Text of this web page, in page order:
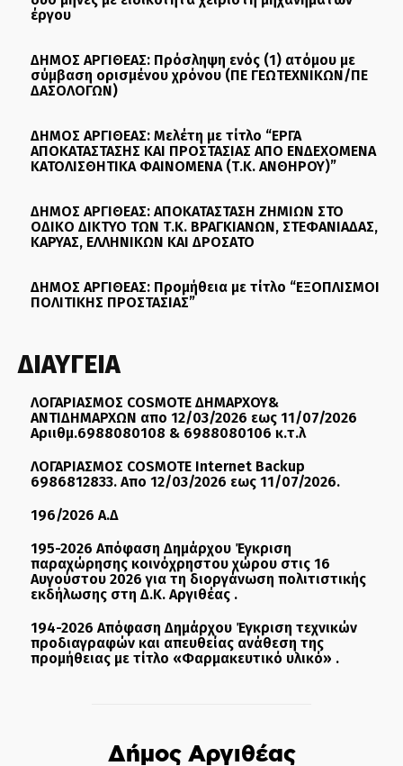
έργου
ΔΗΜΟΣ ΑΡΓΙΘΕΑΣ: Πρόσληψη ενός (1) ατόμου με
σύμβαση ορισμένου χρόνου (ΠΕ ΓΕΩΤΕΧΝΙΚΩΝ/ΠΕ
ΔΑΣΟΛΟΓΩΝ)
ΔΗΜΟΣ ΑΡΓΙΘΕΑΣ: Μελέτη με τίτλο “ΕΡΓΑ
ΑΠΟΚΑΤΑΣΤΑΣΗΣ ΚΑΙ ΠΡΟΣΤΑΣΙΑΣ ΑΠΟ ΕΝΔΕΧΟΜΕΝΑ
ΚΑΤΟΛΙΣΘΗΤΙΚΑ ΦΑΙΝΟΜΕΝΑ (Τ.Κ. ΑΝΘΗΡΟΥ)”
ΔΗΜΟΣ ΑΡΓΙΘΕΑΣ: ΑΠΟΚΑΤΑΣΤΑΣΗ ΖΗΜΙΩΝ ΣΤΟ
ΟΔΙΚΟ ΔΙΚΤΥΟ ΤΩΝ Τ.Κ. ΒΡΑΓΚΙΑΝΩΝ, ΣΤΕΦΑΝΙΑΔΑΣ,
ΚΑΡΥΑΣ, ΕΛΛΗΝΙΚΩΝ ΚΑΙ ΔΡΟΣΑΤΟ
ΔΗΜΟΣ ΑΡΓΙΘΕΑΣ: Προμήθεια με τίτλο “ΕΞΟΠΛΙΣΜΟΙ
ΠΟΛΙΤΙΚΗΣ ΠΡΟΣΤΑΣΙΑΣ”
ΔΙΑΥΓΕΙΑ
ΛΟΓΑΡΙΑΣΜΟΣ COSMOTE ΔΗΜΑΡΧΟΥ&
ΑΝΤΙΔΗΜΑΡΧΩΝ απο 12/03/2026 εως 11/07/2026
Αριιθμ.6988080108 & 6988080106 κ.τ.λ
ΛΟΓΑΡΙΑΣΜΟΣ COSMOTE Internet Backup
6986812833. Απο 12/03/2026 εως 11/07/2026.
196/2026 Α.Δ
195-2026 Απόφαση Δημάρχου Έγκριση
παραχώρησης κοινόχρηστου χώρου στις 16
Αυγούστου 2026 για τη διοργάνωση πολιτιστικής
εκδήλωσης στη Δ.Κ. Αργιθέας .
194-2026 Απόφαση Δημάρχου Έγκριση τεχνικών
προδιαγραφών και απευθείας ανάθεση της
προμήθειας με τίτλο «Φαρμακευτικό υλικό» .
Δήμος Αργιθέας